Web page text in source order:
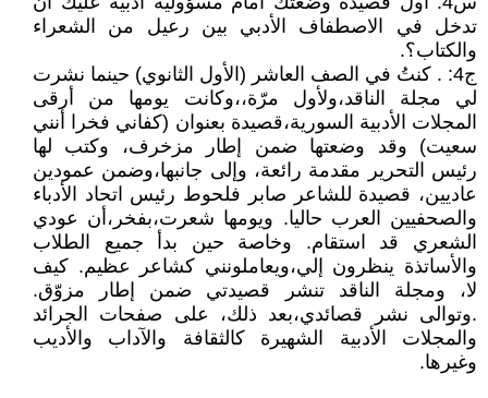
تدخل في الاصطفاف الأدبي بين رعيل من الشعراء
والكتاب؟.
ج4: . كنتُ في الصف العاشر (الأول الثانوي) حينما نشرت
لي مجلة الناقد،ولأول مرّة،،وكانت يومها من أرقى
المجلات الأدبية السورية،قصيدة بعنوان (كفاني فخرا أنني
سعيت) وقد وضعتها ضمن إطار مزخرف، وكتب لها
رئيس التحرير مقدمة رائعة، وإلى جانبها،وضمن عمودين
عاديين، قصيدة للشاعر صابر فلحوط رئيس اتحاد الأدباء
والصحفيين العرب حاليا. ويومها شعرت،بفخر،أن عودي
الشعري قد استقام. وخاصة حين بدأ جميع الطلاب
والأساتذة ينظرون إلي،ويعاملونني كشاعر عظيم. كيف
لا، ومجلة الناقد تنشر قصيدتي ضمن إطار مزوّق.
.وتوالى نشر قصائدي،بعد ذلك، على صفحات الجرائد
والمجلات الأدبية الشهيرة كالثقافة والآداب والأديب
وغيرها.